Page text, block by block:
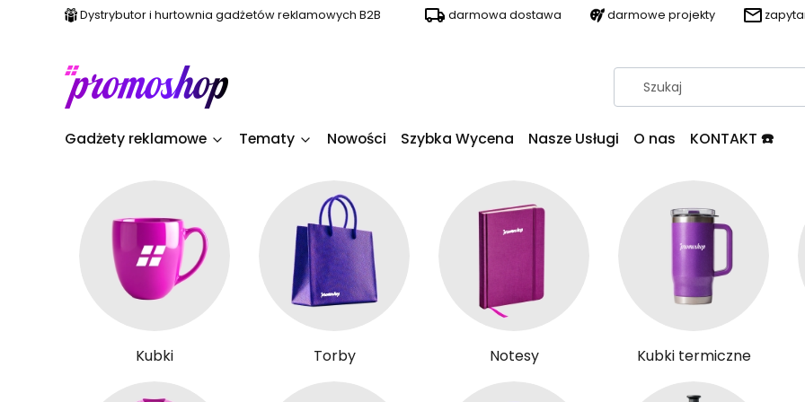
Dystrybutor i hurtownia gadżetów reklamowych B2B darmowa dostawa darmowe projekty
Gadżety reklamowe Tematy Nowości Szybka Wycena Nasze Usługi O nas KONTAKT ☎️
Kubki Torby Notesy Kubki termiczne